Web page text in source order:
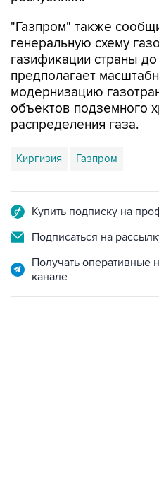
"Газпром" также
генеральную схему
газификации страны
предполагает
модернизацию
объектов подземного
распределения газа.
Киргизия Газпром
Купить подписку на
Подписаться на
Получать оперативные
канале